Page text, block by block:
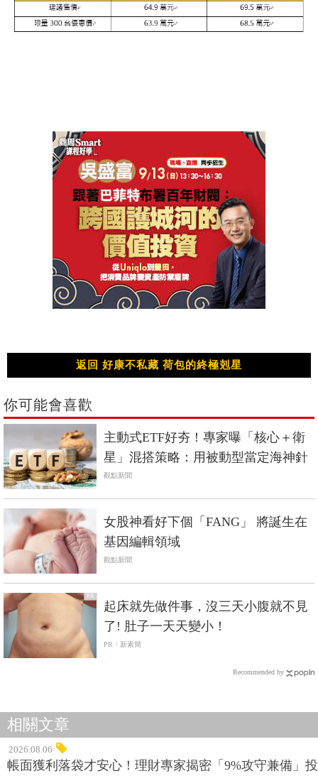
返回 好康不私藏 荷包的終極剋星
你可能會喜歡
主動式ETF好夯！專家曝「核心＋衛
星」混搭策略：用被動型當定海神針
觀點新聞
女股神看好下個「FANG」 將誕生在
基因編輯領域
觀點新聞
PR
起床就先做件事，沒三天小腹就不見
了! 肚子一天天變小！
PR・新素簡
Recommended by
相關文章
2026.08.06
帳面獲利落袋才安心！理財專家揭密「9%攻守兼備」投